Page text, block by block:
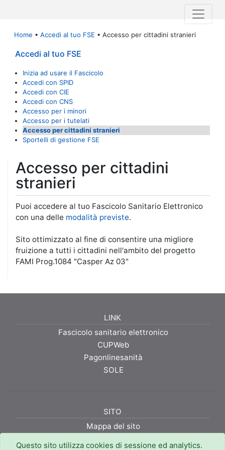
Home • Accedi al tuo FSE • Accesso per cittadini stranieri
Accedi al tuo FSE
Inizia ad usare il Fascicolo
Accedi con SPID
Accedi con CIE
Accedi con CNS
Accesso per i minori
Accesso per i tutelati
Accesso per cittadini stranieri
Sportelli di gestione FSE
Accesso per cittadini
stranieri
Puoi accedere al tuo Fascicolo Sanitario Elettronico
con una delle modalità previste.
Sito ottimizzato al fine di consentire una migliore
fruizione a tutti i cittadini nell'ambito del progetto
FAMI Prog.1084 "Casper Az 03"
LINK
Fascicolo sanitario elettronico
CUPWeb
Pagonlinesanità
SOLE
SITO
Mappa del sito
Questo sito utilizza cookies di sessione ed analytics.